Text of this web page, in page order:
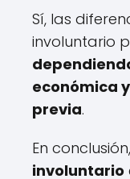
Sí, las
involuntario
económica
previa.
En
involuntario